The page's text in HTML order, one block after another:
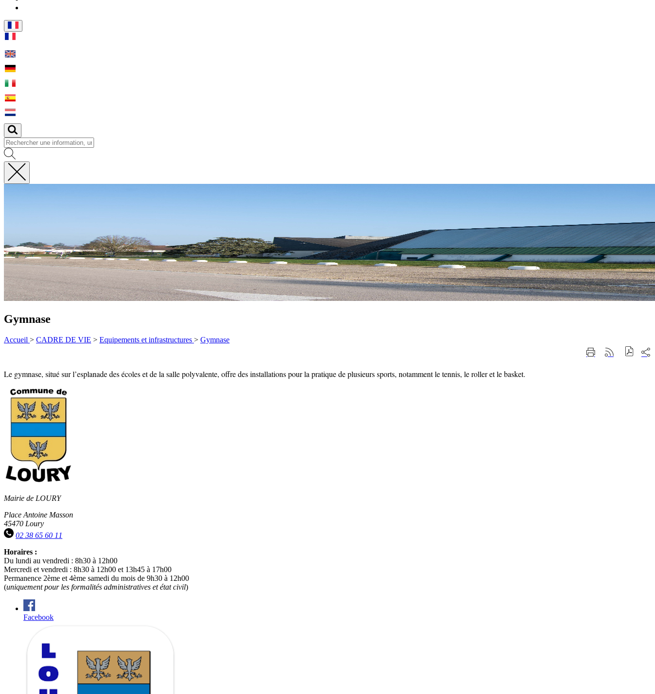
Fermer
Gymnase
Accueil > CADRE DE VIE > Equipements et infrastructures > Gymnase
ImprimerGénérer
sur
Le gymnase, situé sur l’esplanade des écoles et de la salle polyvalente, offre des installations pour la pratique de plusieurs sports, notamment le tennis, le roller et le basket.
Mairie de LOURY
Place Antoine Masson
45470 Loury
02 38 65 60 11
Horaires :
Du lundi au vendredi : 8h30 à 12h00
Mercredi et vendredi : 8h30 à 12h00 et 13h45 à 17h00
Permanence 2ème et 4ème samedi du mois de 9h30 à 12h00
(uniquement pour les formalités administratives et état civil)
Facebook